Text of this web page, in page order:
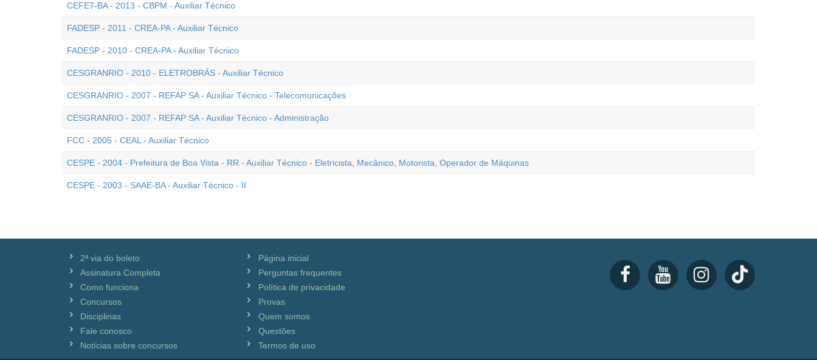
CEFET-BA - 2013 - CBPM - Auxiliar Técnico
FADESP - 2011 - CREA-PA - Auxiliar Técnico
FADESP - 2010 - CREA-PA - Auxiliar Técnico
CESGRANRIO - 2010 - ELETROBRÁS - Auxiliar Técnico
CESGRANRIO - 2007 - REFAP SA - Auxiliar Técnico - Telecomunicações
CESGRANRIO - 2007 - REFAP SA - Auxiliar Técnico - Administração
FCC - 2005 - CEAL - Auxiliar Técnico
CESPE - 2004 - Prefeitura de Boa Vista - RR - Auxiliar Técnico - Eletricista, Mecânico, Motorista, Operador de Máquinas
CESPE - 2003 - SAAE-BA - Auxiliar Técnico - II
2ª via do boleto
Assinatura Completa
Como funciona
Concursos
Disciplinas
Fale conosco
Notícias sobre concursos
Página inicial
Perguntas frequentes
Política de privacidade
Provas
Quem somos
Questões
Termos de uso